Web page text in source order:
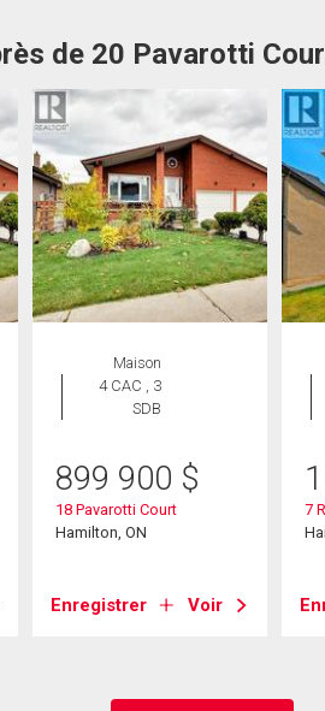
de 20 Pavarotti
Maison
4 CAC , 3
SDB
899 900 $
18 Pavarotti Court
Hamilton, ON
Enregistrer Voir
7